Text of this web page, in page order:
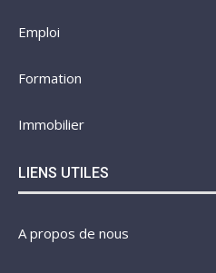
Emploi
Formation
Immobilier
LIENS UTILES
A propos de nous